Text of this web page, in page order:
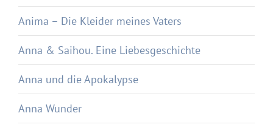
Anima – Die Kleider meines Vaters
Anna & Saihou. Eine Liebesgeschichte
Anna und die Apokalypse
Anna Wunder